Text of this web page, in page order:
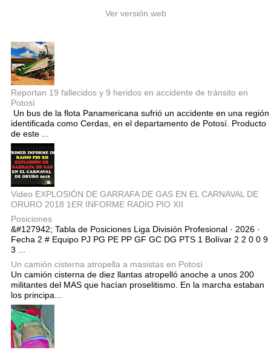
Ver versión web
Reportan 19 fallecidos y 9 heridos en accidente de tránsito en
Potosí
Un bus de la flota Panamericana sufrió un accidente en una región
identificada como Cerdas, en el departamento de Potosí. Producto
de este ...
Video EXPLOSIÓN DE GARRAFA DE GAS EN EL CARNAVAL DE
ORURO 2018 1ER INFORME RADIO PIO XII
Posiciones
&#127942; Tabla de Posiciones Liga División Profesional · 2026 ·
Fecha 2 # Equipo PJ PG PE PP GF GC DG PTS 1 Bolívar 2 2 0 0 9
3 ...
Un camión cisterna atropella a masistas en Potosí
Un camión cisterna de diez llantas atropelló anoche a unos 200
militantes del MAS que hacían proselitismo. En la marcha estaban
los principa...